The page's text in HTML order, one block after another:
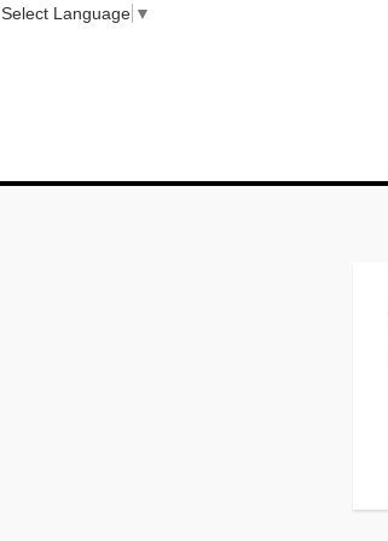
Select Language ▼